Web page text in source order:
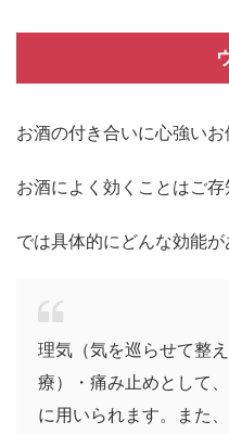
お酒の付き合いに心強いお
お酒によく効くことはご存
では具体的にどんな効能
理気（気を巡らせて整
療）・痛み止めとして
に用いられます。また